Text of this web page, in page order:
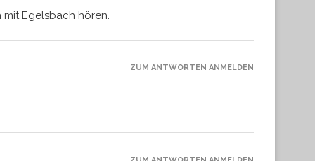
Egelsbach hören.
ZUM ANTWORTEN ANMELDEN